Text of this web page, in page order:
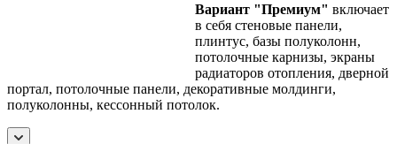
Вариант "Премиум" включает
в себя стеновые панели,
плинтус, базы полуколонн,
потолочные карнизы, экраны
радиаторов отопления, дверной
портал, потолочные панели, декоративные молдинги,
полуколонны, кессонный потолок.